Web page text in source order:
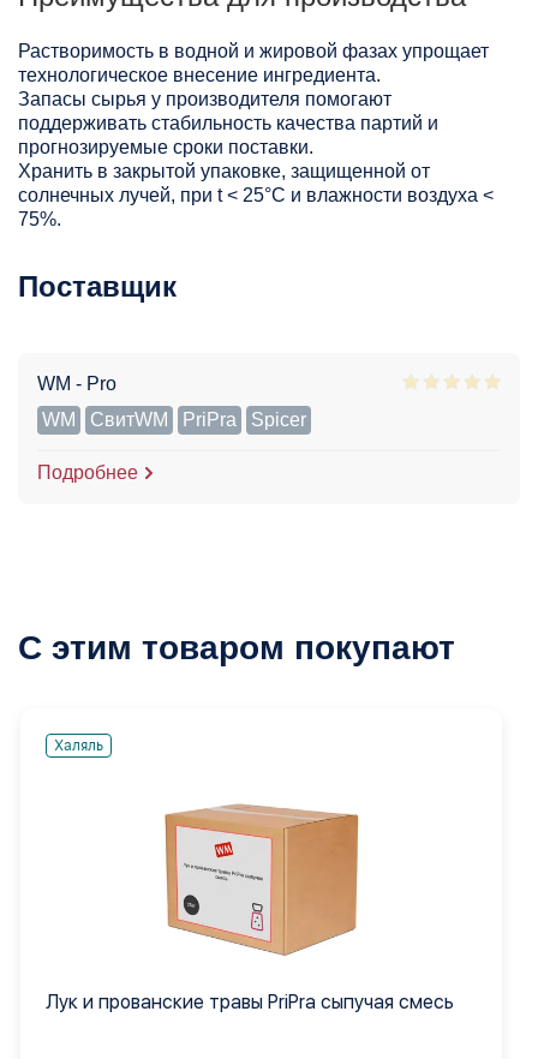
Растворимость в водной и жировой фазах упрощает
технологическое внесение ингредиента.
Запасы сырья у производителя помогают
поддерживать стабильность качества партий и
прогнозируемые сроки поставки.
Хранить в закрытой упаковке, защищенной от
солнечных лучей, при t < 25°С и влажности воздуха <
75%.
Поставщик
WM - Pro
WM
СвитWM PriPra Spicer
Подробнее
С этим товаром покупают
Халяль
Лук и прованские травы PriPra сыпучая смесь